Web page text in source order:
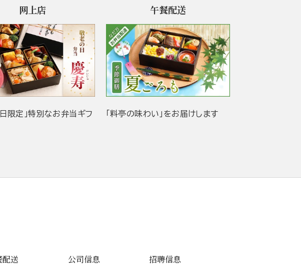
网上店
日限定」特別なお弁当ギフ
午餐配送
「料亭の味わい」をお届けします
配送 公司信息 招聘信息